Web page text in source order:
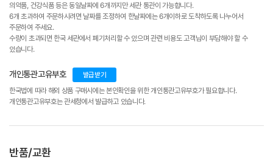
의약품, 건강식품 등은 동일날짜에 6개까지만 세관 통관이 가능합니다.
6개 초과하여 주문하시려면 날짜를 조정하여 한날짜에는 6개이하로 도착하도록 나누어서
주문하여 주세요.
수량이 초과되면 한국 세관에서 폐기처리할 수 있으며 관련 비용도 고객님이 부담해야 할 수
있습니다.
개인통관고유부호 발급받기
한국법에 따라 해외 상품 구매시에는 본인확인을 위한 개인통관고유부호가 필요합니다.
개인통관고유부호는 관세청에서 발급하고 있습니다.
반품/교환